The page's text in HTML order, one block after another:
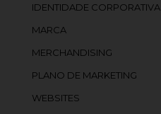
IDENTIDADE CORPORATIVA
MARCA
MERCHANDISING
PLANO DE MARKETING
WEBSITES